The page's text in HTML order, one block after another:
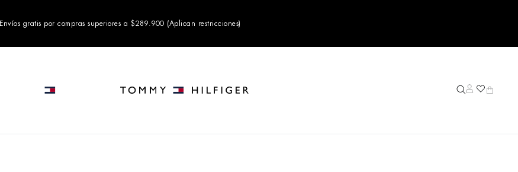
Envíos gratis por compras superiores a $289.900 (Aplican restricciones)